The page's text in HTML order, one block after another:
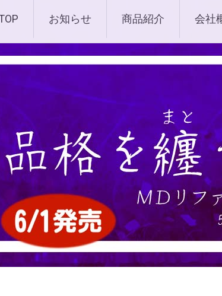
|エムディ化粧品 下
お知らせ 商品紹介 会社